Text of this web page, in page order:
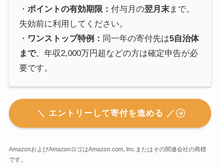
・ポイントの有効期限：付与月の翌月末まで。
失効前に利用してください。
・ ワンストップ特例： 同一年の寄付先は5自治体
まで。年収2,000万円超などの方は確定申告が必
要です。
＼ エントリーして寄付を進める ／
AmazonおよびAmazonロゴはAmazon.com, Inc.またはその関連会社の商標
です。